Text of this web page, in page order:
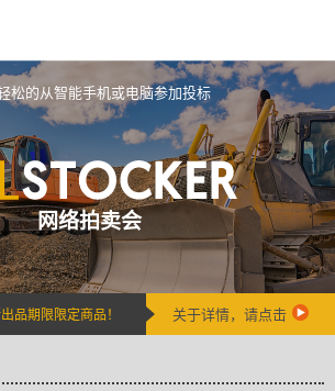
松的从智能手机或电脑参加投标
网络拍卖会
品期限限定商品！ 关于详情，请点击